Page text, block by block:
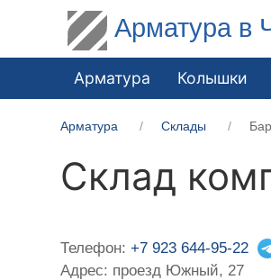
Арматура в
Арматура Колышки
Арматура Склады
Склад
Телефон:+7 923 644-95-22
Адрес: проезд Южный, 27